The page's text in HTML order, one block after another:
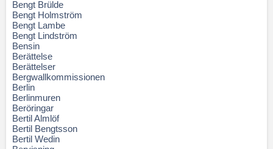
Bengt Brülde
Bengt Holmström
Bengt Lambe
Bengt Lindström
Bensin
Berättelse
Berättelser
Bergwallkommissionen
Berlin
Berlinmuren
Beröringar
Bertil Almlöf
Bertil Bengtsson
Bertil Wedin